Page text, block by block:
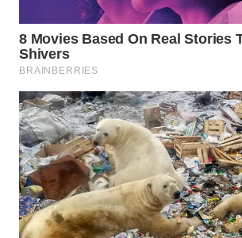
MADURA
WN
WN
NATUNA
WN
BINTAN